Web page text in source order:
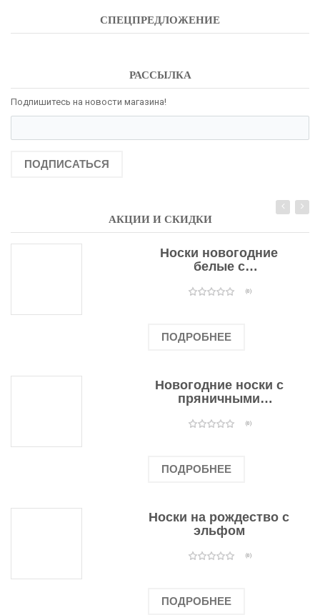
СПЕЦПРЕДЛОЖЕНИЕ
РАССЫЛКА
Подпишитесь на новости магазина!
ПОДПИСАТЬСЯ
АКЦИИ И СКИДКИ
Носки новогодние
белые с
оленями(0)
ПОДРОБНЕЕ
Новогодние носки с
пряничными
(0)
ПОДРОБНЕЕ
Носки на рождество с
эльфом
(0)
ПОДРОБНЕЕ